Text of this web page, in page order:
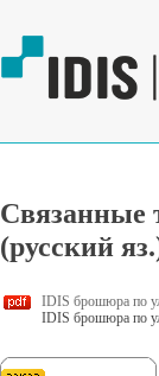
Связанные
(русский
IDIS брошюра по
IDIS брошюра по